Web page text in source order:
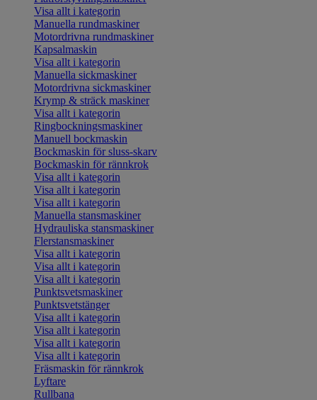
Visa allt i kategorin
Manuella rundmaskiner
Motordrivna rundmaskiner
Kapsalmaskin
Visa allt i kategorin
Manuella sickmaskiner
Motordrivna sickmaskiner
Krymp & sträck maskiner
Visa allt i kategorin
Ringbockningsmaskiner
Manuell bockmaskin
Bockmaskin för sluss-skarv
Bockmaskin för rännkrok
Visa allt i kategorin
Visa allt i kategorin
Visa allt i kategorin
Manuella stansmaskiner
Hydrauliska stansmaskiner
Flerstansmaskiner
Visa allt i kategorin
Visa allt i kategorin
Visa allt i kategorin
Punktsvetsmaskiner
Punktsvetstänger
Visa allt i kategorin
Visa allt i kategorin
Visa allt i kategorin
Visa allt i kategorin
Fräsmaskin för rännkrok
Lyftare
Rullbana